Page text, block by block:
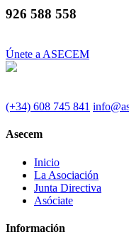
926 588 558
Únete a ASECEM
(+34) 608 745 841
Asecem
Inicio
La Asociación
Junta Directiva
Asóciate
Información